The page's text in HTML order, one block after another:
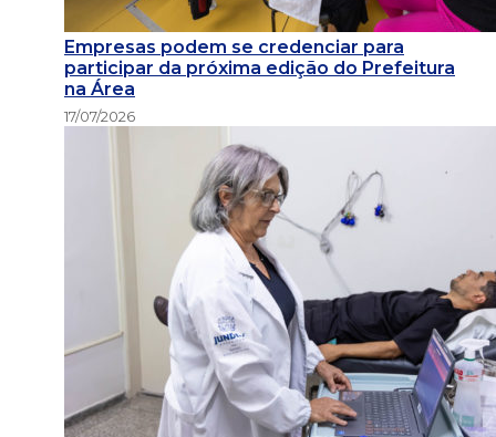
Empresas podem se credenciar para
participar da próxima edição do Prefeitura
na Área
17/07/2026